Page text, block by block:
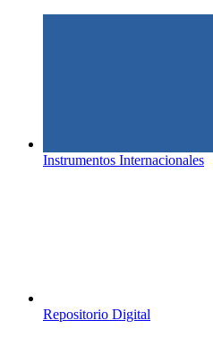
Instrumentos Internacionales
Repositorio Digital